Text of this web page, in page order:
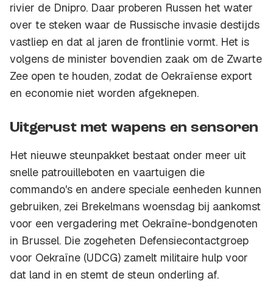
rivier de Dnipro. Daar proberen Russen het water
over te steken waar de Russische invasie destijds
vastliep en dat al jaren de frontlinie vormt. Het is
volgens de minister bovendien zaak om de Zwarte
Zee open te houden, zodat de Oekraïense export
en economie niet worden afgeknepen.
Uitgerust met wapens en sensoren
Het nieuwe steunpakket bestaat onder meer uit
snelle patrouilleboten en vaartuigen die
commando's en andere speciale eenheden kunnen
gebruiken, zei Brekelmans woensdag bij aankomst
voor een vergadering met Oekraïne-bondgenoten
in Brussel. Die zogeheten Defensiecontactgroep
voor Oekraïne (UDCG) zamelt militaire hulp voor
dat land in en stemt de steun onderling af.